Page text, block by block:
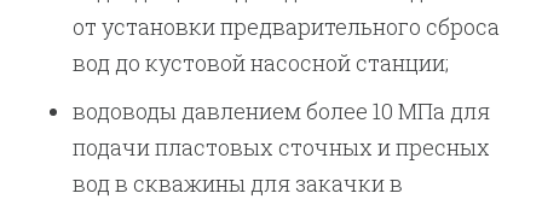
от установки предварительного сброса
вод до кустовой насосной станции;
водоводы давлением более 10 МПа для
подачи пластовых сточных и пресных
вод в скважины для закачки в